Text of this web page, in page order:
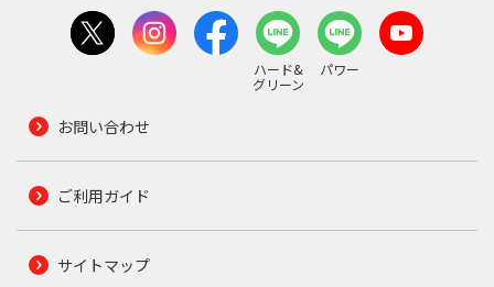
ハード&
グリーン
パワー
お問い合わせ
ご利用ガイド
サイトマップ